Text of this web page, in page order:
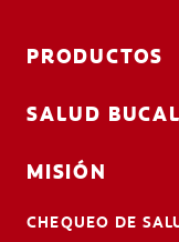
PRODUCTOS
SALUD BUCAL
MISIÓN
CHEQUEO DE